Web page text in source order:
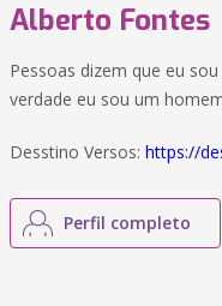
Alberto Fontes
Pessoas dizem que eu
verdade eu sou um
Desstino Versos: https://
Perfil completo